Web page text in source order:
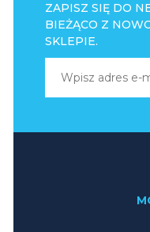
ZAPISZ SIĘ DO
BIEŻĄCO Z
SKLEPIE.